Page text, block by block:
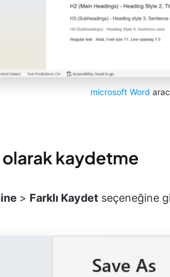
microsoft Word
kaydetme
> Farklı Kaydet seçeneğine